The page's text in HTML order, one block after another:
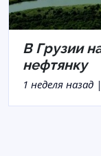
В Грузии
нефтянку
1 неделя назад |